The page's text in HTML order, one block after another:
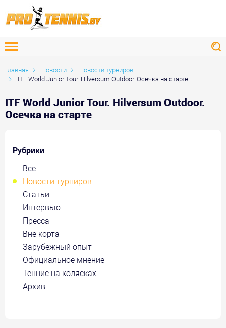
Главная Новости
Новости турниров
ITF World Junior Tour. Hilversum Outdoor. Осечка на старте
ITF World Junior Tour. Hilversum Outdoor.
Осечка на старте
Рубрики
Все
Новости турниров
Статьи
Интервью
Пресса
Вне корта
Зарубежный опыт
Официальное мнение
Теннис на колясках
Архив